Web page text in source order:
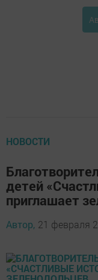
НОВОСТИ
детей
приглашает
Автор, 21 февраля